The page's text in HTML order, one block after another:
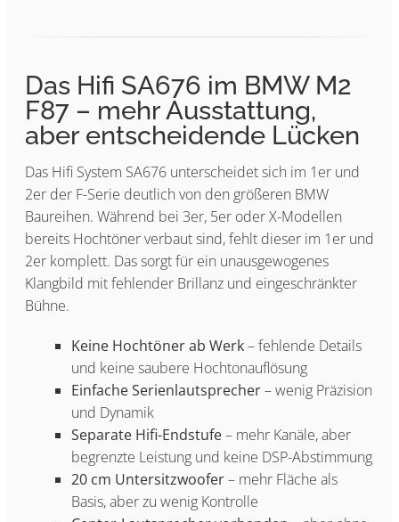
Das Hifi SA676 im BMW M2
F87 – mehr Ausstattung,
aber entscheidende Lücken
Das Hifi System SA676 unterscheidet sich im 1er und
2er der F-Serie deutlich von den größeren BMW
Baureihen. Während bei 3er, 5er oder X-Modellen
bereits Hochtöner verbaut sind, fehlt dieser im 1er und
2er komplett. Das sorgt für ein unausgewogenes
Klangbild mit fehlender Brillanz und eingeschränkter
Bühne.
Keine Hochtöner ab Werk– fehlende Details
und keine saubere Hochtonauflösung
Einfache Serienlautsprecher– wenig Präzision
und Dynamik
Separate Hifi-Endstufe– mehr Kanäle, aber
begrenzte Leistung und keine DSP-Abstimmung
20 cm Untersitzwoofer– mehr Fläche als
Basis, aber zu wenig Kontrolle